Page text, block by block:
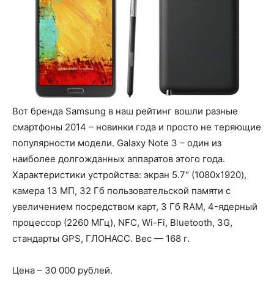
Вот бренда Samsung в наш рейтинг вошли разные
смартфоны 2014 – новинки года и просто не теряющие
популярности модели. Galaxy Note 3 – один из
наиболее долгожданных аппаратов этого года.
Характеристики устройства: экран 5.7" (1080x1920),
камера 13 МП, 32 Гб пользовательской памяти с
увеличением посредством карт, 3 Гб RAM, 4-ядерный
процессор (2260 МГц), NFC, Wi-Fi, Bluetooth, 3G,
стандарты GPS, ГЛОНАСС. Вес — 168 г.
Цена – 30 000 рублей.